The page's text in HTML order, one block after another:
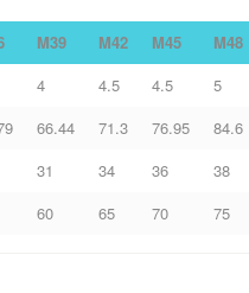
M39 M42 M45
M48
4 4.5 4.5
5
66.44 71.3 76.95
84.6
31 34 36
38
60 65 70 75